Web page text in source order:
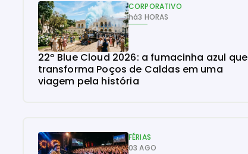
CORPORATIVO
há3 HORAS
22º Blue Cloud 2026: a fumacinha azul que
transforma Poços de Caldas em uma
viagem pela história
FÉRIAS
03 AGO